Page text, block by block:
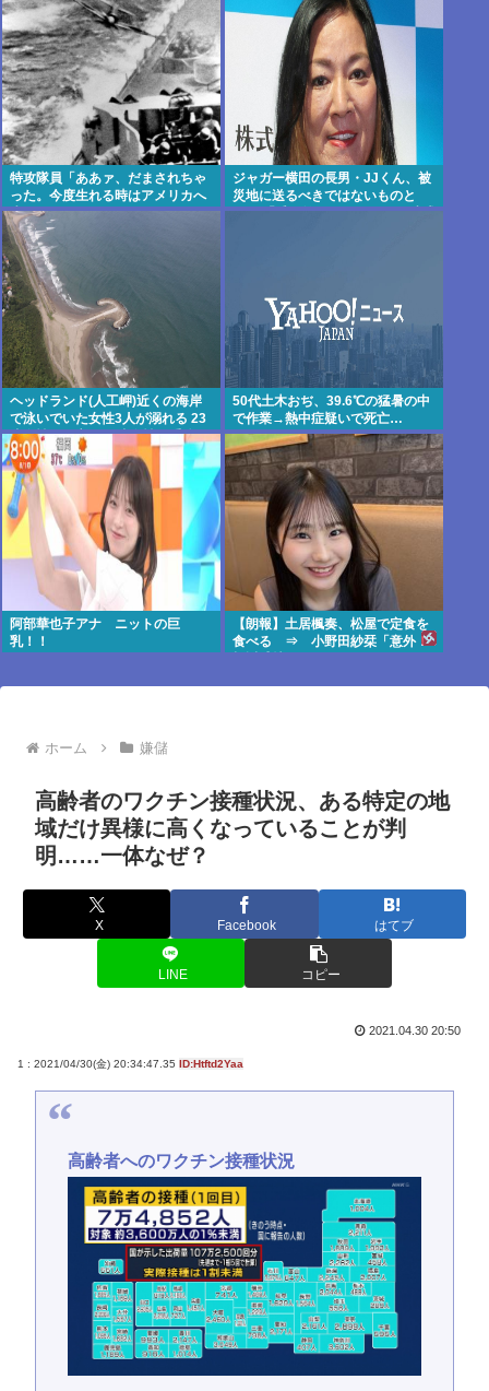
市…攻守最強の街だろ
特攻隊員「ああァ、だまされちゃ
った。今度生れる時はアメリカへ
生れるぞ」
ジャガー横田の長男・JJくん、被
災地に送るべきではないものと
は？ 「千羽鶴… めちゃくちゃ迷惑
ヘッドランド(人工岬)近くの海岸
で泳いでいた女性3人が溺れる 23
歳女性が死亡、24歳女性が重体
50代土木おぢ、39.6℃の猛暑の中
で作業→熱中症疑いで死亡…
阿部華也子アナ ニットの巨
乳！！
【朗報】土居楓奏、松屋で定食を
食べる ⇒ 小野田紗栞「意外！
ホーム 嫌儲
高齢者のワクチン接種状況、ある特定の地
域だけ異様に高くなっていることが判
明……一体なぜ？
X Facebook はてブ
LINE コピー
2021.04.30 20:50
1 : 2021/04/30(金) 20:34:47.35 ID:Htftd2Yaa
高齢者へのワクチン接種状況